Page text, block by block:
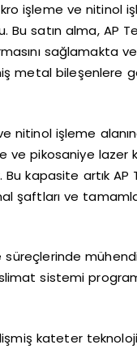
işleme ve nitinol
Bu satın alma, AP
sağlamakta
metal bileşenlere
işleme
ve pikosaniye lazer
kapasite artık AP
şaftları ve
süreçlerinde
sistemi
kateter